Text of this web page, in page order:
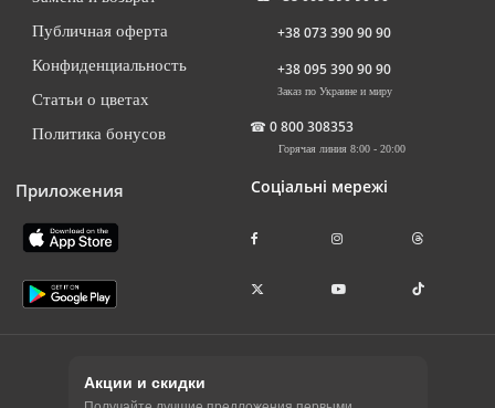
Публичная оферта
Конфиденциальность
Статьи о цветах
Политика бонусов
Приложения
+38 073 390 90 90
+38 095 390 90 90
Заказ по Украине и миру
☎ 0 800 308353
Горячая линия 8:00 - 20:00
Соціальні мережі
Акции и скидки